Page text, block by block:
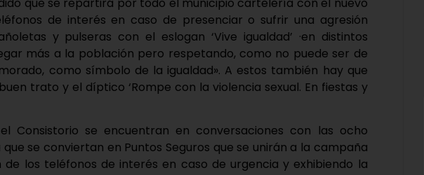
de interés en caso de presenciar o sufrir una agresión
y pulseras con el eslogan ‘Vive igualdad’ ·en distintos
más a la población pero respetando, como no puede ser de
como símbolo de la igualdad». A estos también hay que
trato y el díptico ‘Rompe con la violencia sexual. En fiestas y
Consistorio se encuentran en conversaciones con las ocho
se conviertan en Puntos Seguros que se unirán a la campaña
los teléfonos de interés en caso de urgencia y exhibiendo la